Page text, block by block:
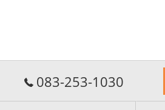
083-253-1030